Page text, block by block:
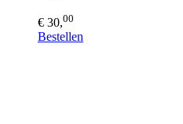
€ 30,00
Bestellen